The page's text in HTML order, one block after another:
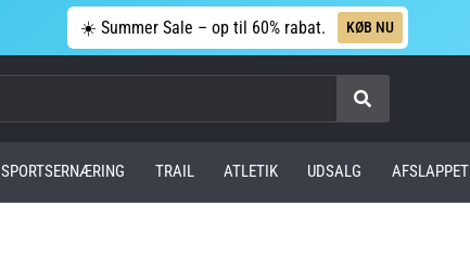
☀️ Summer Sale – op til 60% rabat. KØB NU
SPORTSERNÆRING TRAIL ATLETIK UDSALG AFSLAPPET